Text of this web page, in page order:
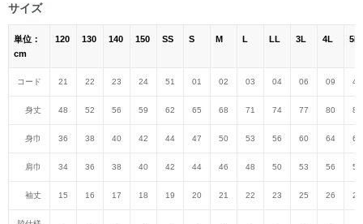
サイズ
単位：
cm
120 130 140 150 SS S M L LL 3L 4L 5L
コード 21 22 23 24 51 01 02 03 04 06 09 47
身丈 48 52 56 59 62 65 68 71 74 77 80 82
身巾 36 38 40 42 44 47 50 53 56 60 64 68
肩巾 34 36 38 40 42 44 46 48 50 53 56 59
袖丈 15 16 17 18 19 20 21 22 23 25 26 27